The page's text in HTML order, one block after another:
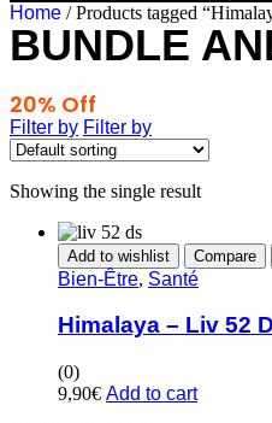
Home / Products tagged
BUNDLE
20% Off
Filter by Filter by
Showing the single result
Add to wishlist Compare
Bien-Être, Santé
Himalaya – Liv 52
(0)
9,90€ Add to cart